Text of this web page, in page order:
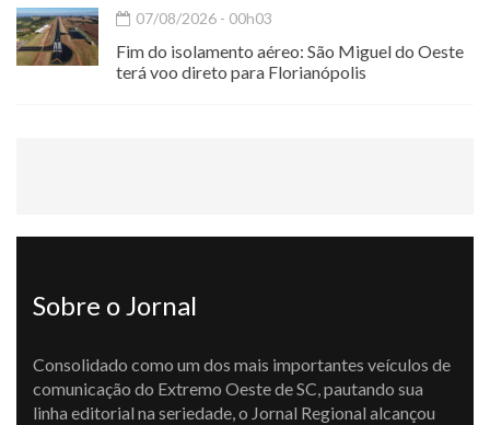
07/08/2026 - 00h03
Fim do isolamento aéreo: São Miguel do Oeste
terá voo direto para Florianópolis
Sobre o Jornal
Consolidado como um dos mais importantes veículos de
comunicação do Extremo Oeste de SC, pautando sua
linha editorial na seriedade, o Jornal Regional alcançou